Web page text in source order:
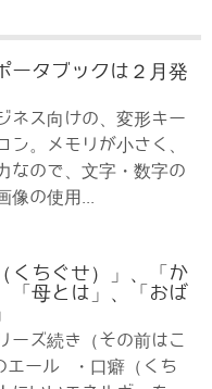
ータブックは２月発
ネス向けの、変形キー
ン。メモリが小さく、
なので、文字・数字の
像の使用...
くちぐせ）」、「か
「母とは」、「おば
ーズ続き（その前はこ
エール ・口癖（くち